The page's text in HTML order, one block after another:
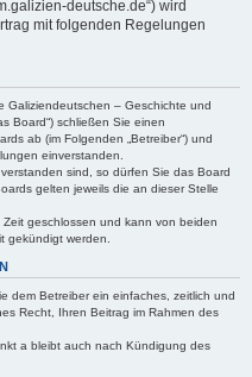
deutsche.de“) wird
mit folgenden Regelungen
Galiziendeutschen – Geschichte und
Board“) schließen Sie einen
ab (im Folgenden „Betreiber“) und
einverstanden.
sind, so dürfen Sie das Board
gelten jeweils die an dieser Stelle
geschlossen und kann von beiden
gekündigt werden.
dem Betreiber ein einfaches, zeitlich und
Recht, Ihren Beitrag im Rahmen des
a bleibt auch nach Kündigung des